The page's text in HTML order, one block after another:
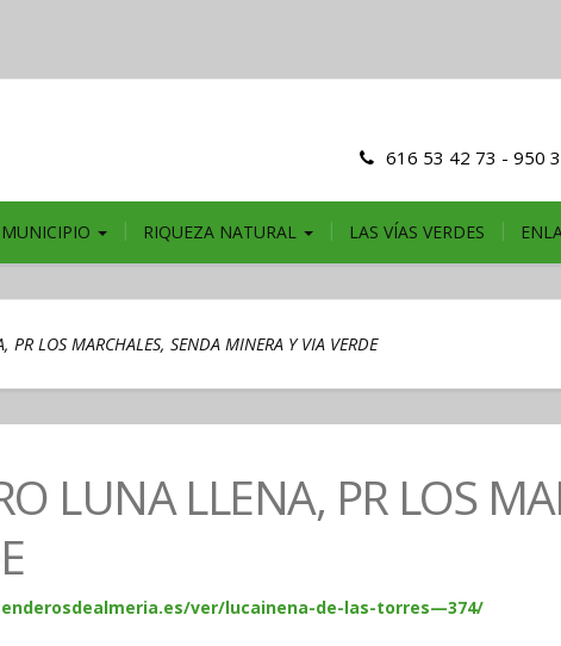
616 53 42 73 - 950
RIQUEZA NATURAL LAS VÍAS VERDES
LOS MARCHALES, SENDA MINERA Y VIA VERDE
LUNA LLENA, PR LOS
ver/lucainena-de-las-torres—374/